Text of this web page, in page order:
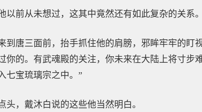
以前从未想过，这其中竟然还有如此复杂的关系。
到唐三面前，抬手抓住他的肩膀，邪眸牢牢的盯
你的。有武魂殿的关注，你未来在大陆上将寸步
七宝琉璃宗之中。”
头，戴沐白说的这些他当然明白。